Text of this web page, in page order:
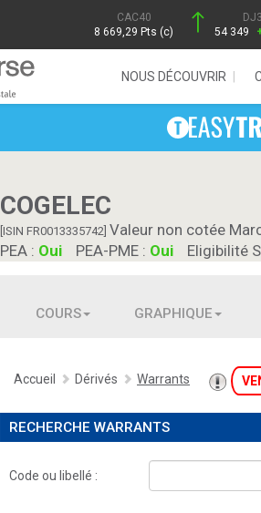
CAC40
8 669,29 Pts (c)
54 349
NOUS DÉCOUVRIR
COGELEC
[ISIN FR0013335742] Valeur non cotée
PEA : Oui PEA-PME : Oui Eligibilité
COURS GRAPHIQUE
Accueil Dérivés Warrants
RECHERCHE WARRANTS
Code ou libellé :